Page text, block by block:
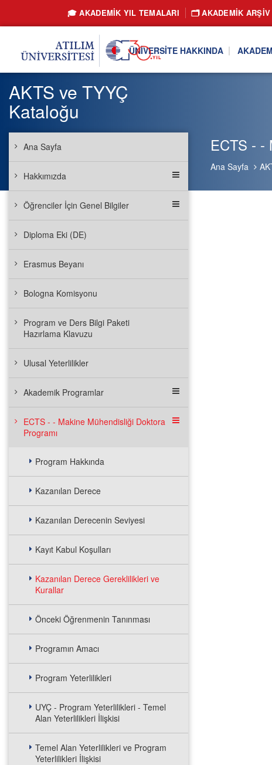
🎓 AKADEMİK YIL TEMALARI 🗂️ AKADEMIK ARŞIV
ÜNIVERSITE HAKKINDA
ECTS - -
Ana Sayfa
AKTS ve TYYÇ
Kataloğu
Ana Sayfa
Hakkımızda
Öğrenciler İçin Genel Bilgiler
Diploma Eki (DE)
Erasmus Beyanı
Bologna Komisyonu
Program ve Ders Bilgi Paketi
Hazırlama Klavuzu
Ulusal Yeterlilikler
Akademik Programlar
ECTS - - Makine Mühendisliği Doktora
Programı
Program Hakkında
Kazanılan Derece
Kazanılan Derecenin Seviyesi
Kayıt Kabul Koşulları
Kazanılan Derece Gereklilikleri ve
Kurallar
Önceki Öğrenmenin Tanınması
Programın Amacı
Program Yeterlilikleri
UYÇ - Program Yeterlilikleri - Temel
Alan Yeterlilikleri İlişkisi
Temel Alan Yeterlilikleri ve Program
Yeterlilikleri İlişkisi